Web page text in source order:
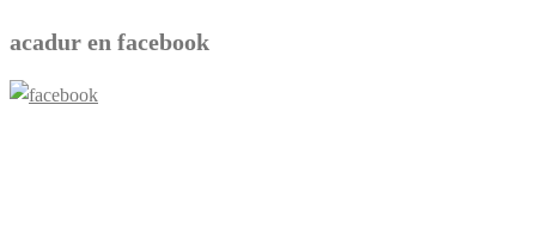
acadur en facebook